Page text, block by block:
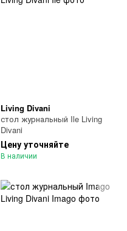
Living Divani
стол журнальный Ile Living
Divani
Цену уточняйте
В наличии